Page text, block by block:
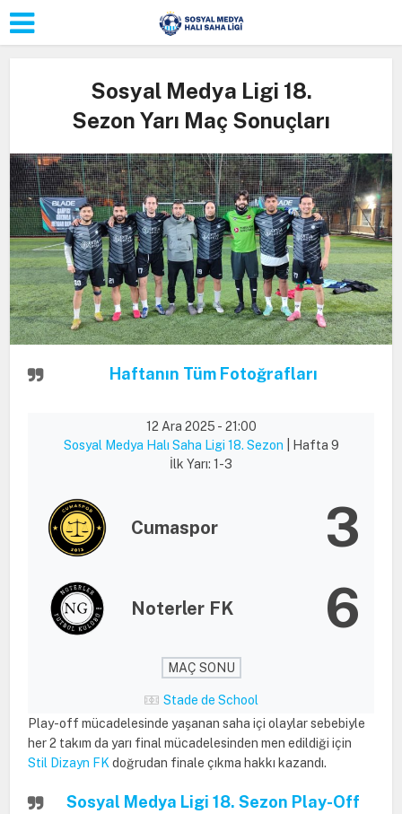
Sosyal Medya Ligi 18.
Sezon Yarı Maç Sonuçları
Haftanın Tüm Fotoğrafları
12 Ara 2025 - 21:00
Sosyal Medya Halı Saha Ligi 18. Sezon
| Hafta 9
İlk Yarı: 1-3
Cumaspor 3
Noterler FK 6
MAÇ SONU
Stade de School
Play-off mücadelesinde yaşanan saha içi olaylar sebebiyle
her 2 takım da yarı final mücadelesinden men edildiği için
Stil Dizayn FK doğrudan finale çıkma hakkı kazandı.
Sosyal Medya Ligi 18. Sezon Play-Off